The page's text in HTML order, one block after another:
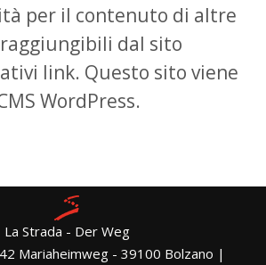
per il contenuto di altre
dal sito
link. Questo sito viene
WordPress.
La Strada - Der Weg
Mariaheimweg - 39100 Bolzano |